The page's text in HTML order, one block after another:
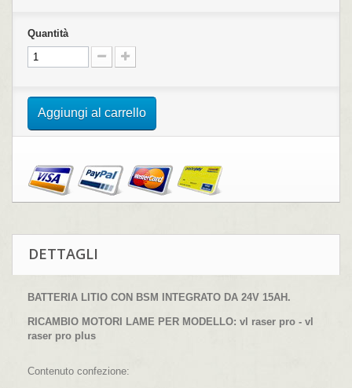
Quantità
Aggiungi al carrello
DETTAGLI
BATTERIA LITIO CON BSM INTEGRATO DA 24V 15AH.
RICAMBIO MOTORI LAME PER MODELLO: vl raser pro - vl
raser pro plus
Contenuto confezione: